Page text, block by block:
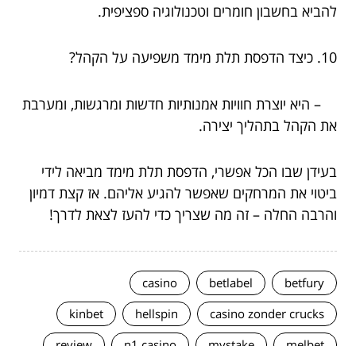
להביא בחשבון חומרים וטכנולוגיה ספציפית.
10. כיצד הדפסת תלת מימד משפיעה על הקהל?
– היא יוצרת חוויות אמנותיות חדשות ומרגשות, ומערבת
את הקהל בתהליך יצירה.
בעידן שבו הכל אפשרי, הדפסת תלת מימד מביאה לידי
ביטוי את המרחקים שאפשר להגיע אליהם. אז קצת דמיון
והרבה החלה – זה מה שצריך כדי להעז לצאת לדרך!
betfury
betlabel
casino
casino zonder crucks
hellspin
kinbet